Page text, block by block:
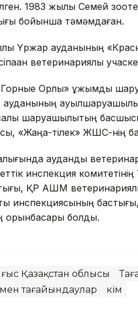
1983 жылы Семей
бойынша тәмәмдаған.
Үржар ауданының
ветеринариялық
Орлы» ұжымдық
ауылшаруашылық
шаруашылықтың
«Жаңа-тілек» ЖШС-нің
аудандық
инспекция комитетінің
ҚР АШМ ветеринариялық
инспекциясының
орынбасары болды.
Қазақстан облысы
тағайындаулар
Әкім